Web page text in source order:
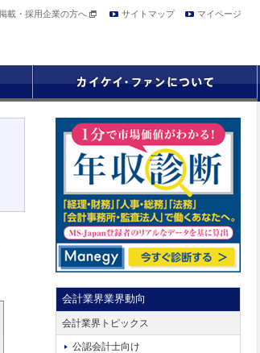
載・採用企業の方へ サイトマップ マイページ
会計業界業界動向
会計業界トピックス
公認会計士向け